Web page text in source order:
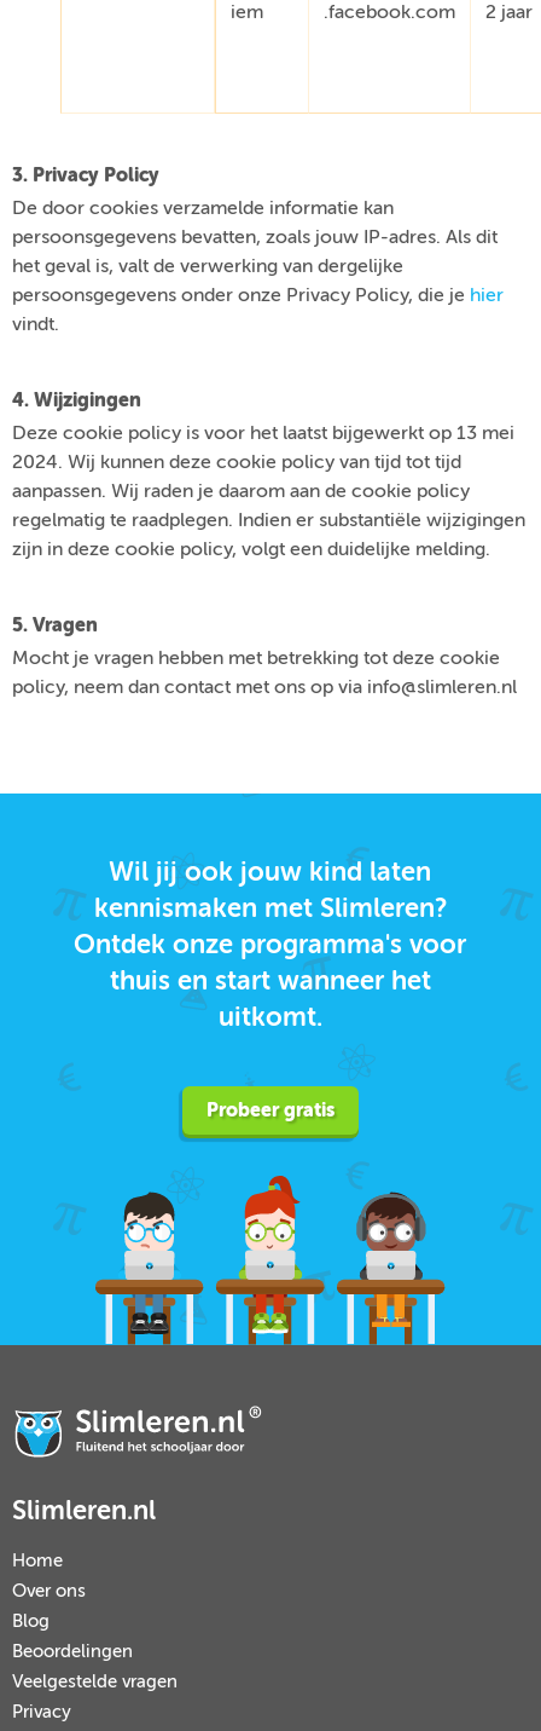
iem .facebook.com 2 jaar
3. Privacy Policy
De door cookies verzamelde informatie kan
persoonsgegevens bevatten, zoals jouw IP-adres. Als dit
het geval is, valt de verwerking van dergelijke
persoonsgegevens onder onze Privacy Policy, die je hier
vindt.
4. Wijzigingen
Deze cookie policy is voor het laatst bijgewerkt op 13 mei
2024. Wij kunnen deze cookie policy van tijd tot tijd
aanpassen. Wij raden je daarom aan de cookie policy
regelmatig te raadplegen. Indien er substantiële wijzigingen
zijn in deze cookie policy, volgt een duidelijke melding.
5. Vragen
Mocht je vragen hebben met betrekking tot deze cookie
policy, neem dan contact met ons op via info@slimleren.nl
Wil jij ook jouw kind laten
kennismaken met Slimleren?
Ontdek onze programma's voor
thuis en start wanneer het
uitkomt.
Probeer gratis
Slimleren.nl
Home
Over ons
Blog
Beoordelingen
Veelgestelde vragen
Privacy